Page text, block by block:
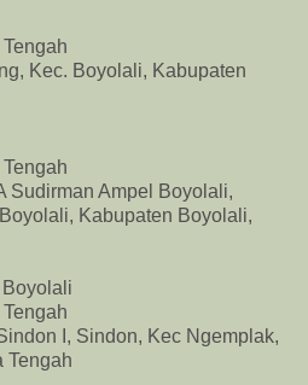
Kec. Boyolali, Kabupaten
Sudirman Ampel Boyolali,
Kabupaten Boyolali,
I, Sindon, Kec Ngemplak,
Tengah